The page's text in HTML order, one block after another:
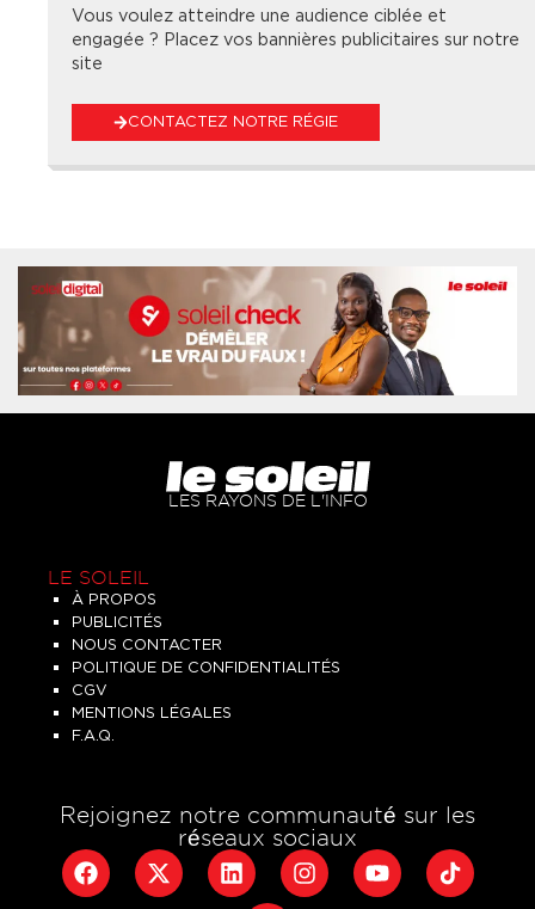
Vous voulez atteindre une audience ciblée et
engagée ? Placez vos bannières publicitaires sur notre
site
CONTACTEZ NOTRE RÉGIE
LES RAYONS DE L'INFO
LE SOLEIL
À PROPOS
PUBLICITÉS
NOUS CONTACTER
POLITIQUE DE CONFIDENTIALITÉS
CGV
MENTIONS LÉGALES
F.A.Q.
Rejoignez notre communauté sur les
réseaux sociaux